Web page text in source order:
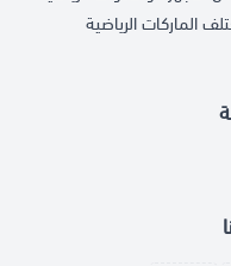
الماركات الرياضية